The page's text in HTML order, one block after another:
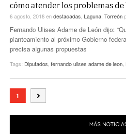
cómo atender los problemas de
6 agosto, 2018endestacadas Laguna Torreón
Fernando Ulises Adame de León dijo:
planteamiento al próximo Gobierno
precisa algunas propuestas
Tags: Diputados fernando ulises adame de leon
1
MÁS